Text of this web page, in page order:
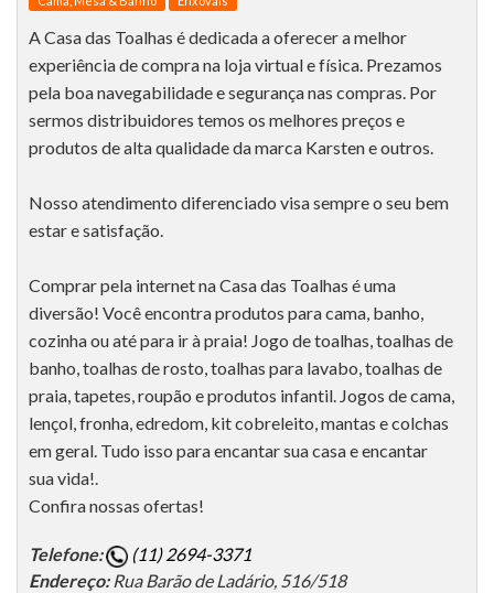
A Casa das Toalhas é dedicada a oferecer a melhor
experiência de compra na loja virtual e física. Prezamos
pela boa navegabilidade e segurança nas compras. Por
sermos distribuidores temos os melhores preços e
produtos de alta qualidade da marca Karsten e outros.
Nosso atendimento diferenciado visa sempre o seu bem
estar e satisfação.
Comprar pela internet na Casa das Toalhas é uma
diversão! Você encontra produtos para cama, banho,
cozinha ou até para ir à praia! Jogo de toalhas, toalhas de
banho, toalhas de rosto, toalhas para lavabo, toalhas de
praia, tapetes, roupão e produtos infantil. Jogos de cama,
lençol, fronha, edredom, kit cobreleito, mantas e colchas
em geral. Tudo isso para encantar sua casa e encantar
sua vida!.
Confira nossas ofertas!
Telefone:
(11) 2694-3371
Endereço: Rua Barão de Ladário, 516/518